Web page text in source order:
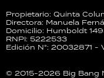
Propietario: Quinta
Directora: Manuela
Domicilio: Humboldt
RNPI: 5222533
Edición N°: 20032871
© 2015-2026 Big Bang